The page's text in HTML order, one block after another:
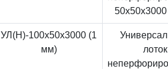
УЛ(Н)-100x50x3000 (1
мм)
лоток